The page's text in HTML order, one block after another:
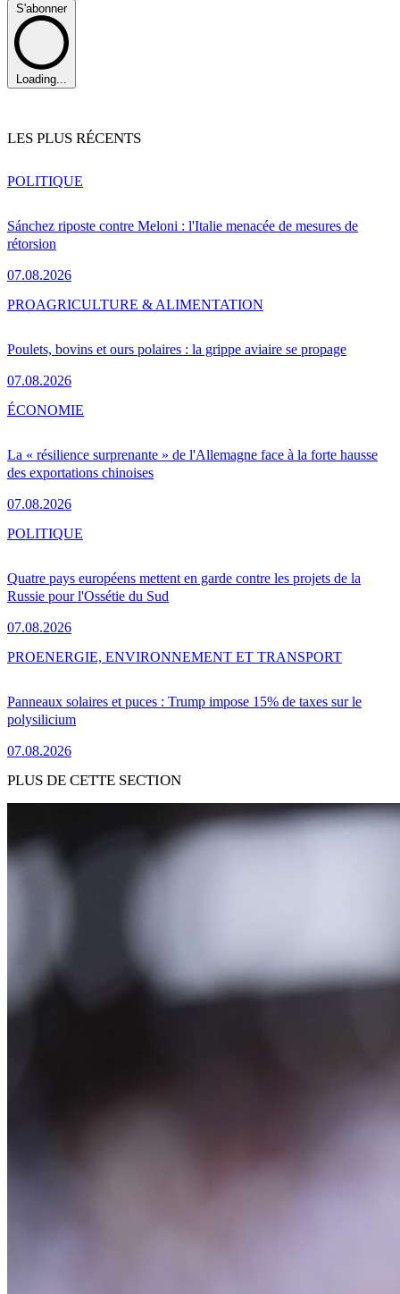
S'abonner
Loading...
LES PLUS RÉCENTS
Sánchez riposte contre Meloni : l'Italie menacée de mesures de
rétorsion
07.08.2026
POLITIQUE
Poulets, bovins et ours polaires : la grippe aviaire se propage
07.08.2026
PROAGRICULTURE & ALIMENTATION
La « résilience surprenante » de l'Allemagne face à la forte hausse
des exportations chinoises
07.08.2026
ÉCONOMIE
Quatre pays européens mettent en garde contre les projets de la
Russie pour l'Ossétie du Sud
07.08.2026
POLITIQUE
Panneaux solaires et puces : Trump impose 15% de taxes sur le
polysilicium
07.08.2026
PROENERGIE, ENVIRONNEMENT ET TRANSPORT
PLUS DE CETTE SECTION